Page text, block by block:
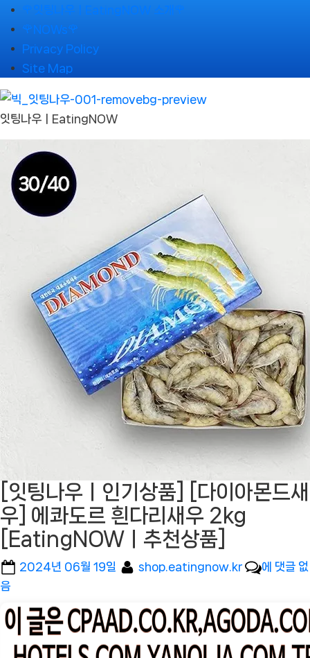
Skip
to
content
🌹잇팅나우ㅣEatingNOW 소개🌹
🌹NOWs🌹
Privacy Policy
Site Map
잇팅나우ㅣEatingNOW
[잇팅나우ㅣ인기상품] [다이아몬드새
우] 에콰도르 흰다리새우 2kg
[EatingNOWㅣ추천상품]
Posted
2024년 06월 19일 By
shop.eatingnow.kr
[잇
우
ㅣ
에 댓글 없
음